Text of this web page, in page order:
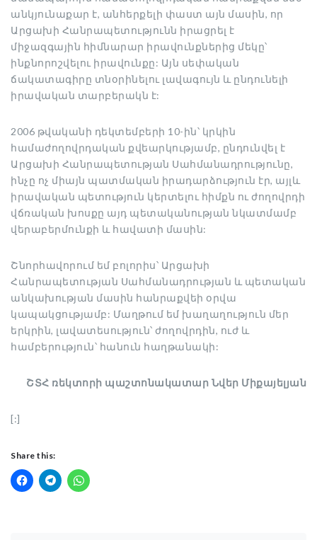
անկյունաքար է, անհերքելի փաստ այն մասին, որ
Արցախի Հանրապետությունն իրացրել է
միջազգային հիմնարար իրավունքներից մեկը՝
ինքնորոշվելու իրավունքը: Այն սեփական
ճակատագիրը տնօրինելու լավագույն և ընդունելի
իրավական տարբերակն է:
2006 թվականի դեկտեմբերի 10-ին՝ կրկին
համաժողովրդական քվեարկությամբ, ընդունվել է
Արցախի Հանրապետության Սահմանադրությունը,
ինչը ոչ միայն պատմական իրադարձություն էր, այլև
իրավական պետություն կերտելու հիմքն ու ժողովրդի
վճռական խոսքը այդ պետականության նկատմամբ
վերաբերմունքի և հավատի մասին:
Շնորհավորում եմ բոլորիս՝ Արցախի
Հանրապետության Սահմանադրության և պետական
անկախության մասին հանրաքվեի օրվա
կապակցությամբ: Մաղթում եմ խաղաղություն մեր
երկրին, լավատեսություն՝ ժողովրդին, ուժ և
համբերություն՝ հանուն հաղթանակի:
ՇՏՀ ռեկտորի պաշտոնակատար Նվեր Միքայելյան
[:]
Share this: